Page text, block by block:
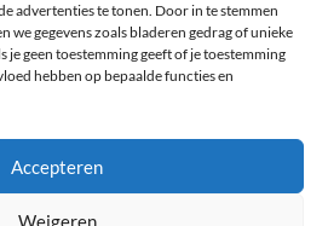
advertenties te tonen. Door in te stemmen
we gegevens zoals bladeren gedrag of unieke
je geen toestemming geeft of je toestemming
hebben op bepaalde functies en
Accepteren
Weigeren